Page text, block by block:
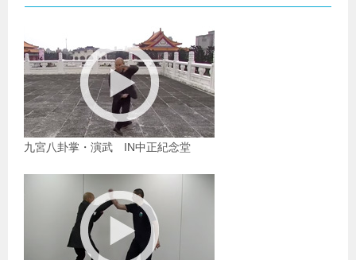
九宮八卦掌・演武 IN中正紀念堂